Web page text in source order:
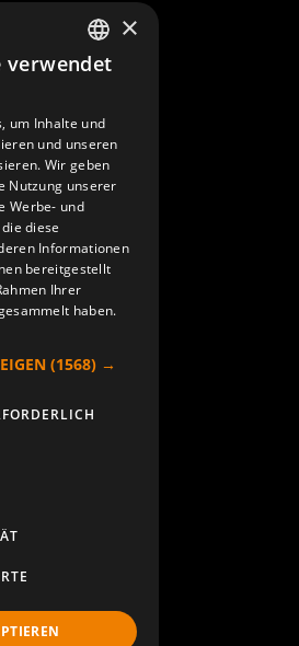
SWEDISH
DEUTSCH
×
verwendet
um Inhalte und
und unseren
Wir geben
Nutzung unserer
Werbe- und
diese
Informationen
bereitgestellt
Ihrer
haben.
(1568) →